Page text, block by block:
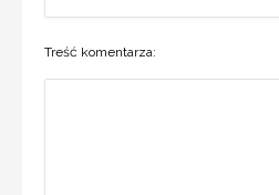
Treść komentarza: